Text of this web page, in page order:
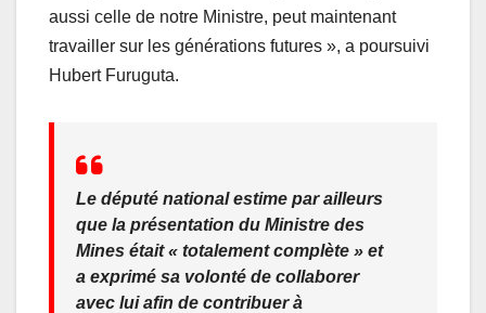
aussi celle de notre Ministre, peut maintenant
travailler sur les générations futures », a poursuivi
Hubert Furuguta.
Le député national estime par ailleurs
que la présentation du Ministre des
Mines était « totalement complète » et
a exprimé sa volonté de collaborer
avec lui afin de contribuer à